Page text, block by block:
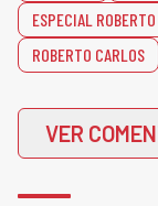
ESPECIAL
ROBERTO CARLOS
VER